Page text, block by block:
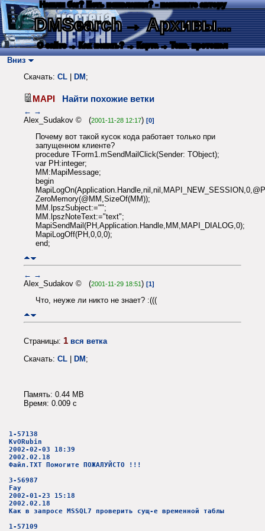
Нашли баг? Есть пожелания? - напишите автору
DMSearch→ Архивы...
О сайте → Как искать? → Карта → Текс. протокол
Вниз
Скачать: CL DM ;
MAPI Найти похожие ветки
← →
Alex_Sudakov © (2001-11-28 12:17) [0]
Почему вот такой кусок кода работает только при
запущенном клиенте?
procedure TForm1.mSendMailClick(Sender: TObject);
var PH:integer;
MM:MapiMessage;
begin
ZeroMemory(@MM,SizeOf(MM));
MM.lpszSubject:="";
MM.lpszNoteText:="text";
MapiSendMail(PH,Application.Handle,MM,MAPI_DIALOG,0);
MapiLogOff(PH,0,0,0);
end;
← →
Alex_Sudakov © (2001-11-29 18:51) [1]
Что, неуже ли никто не знает? :(((
Страницы: 1 вся ветка
Скачать: CL DM ;
Память: 0.44 MB
Время: 0.009 c
1-57138
KvORubin
2002-02-03 18:39
2002.02.18
Файл.ТХТ Помогите ПОЖАЛУЙСТО !!!
3-56987
Fay
2002-01-23 15:18
2002.02.18
Как в запросе MSSQL7 проверить сущ-е временной таблы
1-57109